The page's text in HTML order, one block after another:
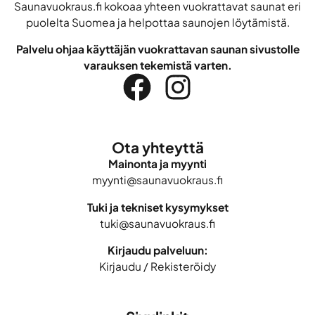
Saunavuokraus.fi kokoaa yhteen vuokrattavat saunat eri
puolelta Suomea ja helpottaa saunojen löytämistä.
Palvelu ohjaa käyttäjän vuokrattavan saunan sivustolle
varauksen tekemistä varten.
Ota yhteyttä
Mainonta ja myynti
myynti@saunavuokraus.fi
Tuki ja tekniset kysymykset
tuki@saunavuokraus.fi
Kirjaudu palveluun:
Kirjaudu / Rekisteröidy